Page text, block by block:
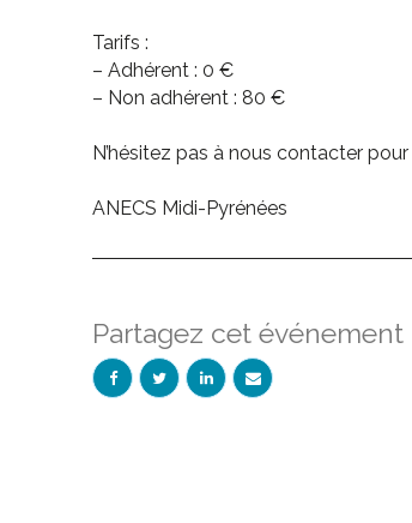
Tarifs :
– Adhérent : 0 €
– Non adhérent : 80 €
N’hésitez pas à nous contacter
ANECS Midi-Pyrénées
Partagez cet événement